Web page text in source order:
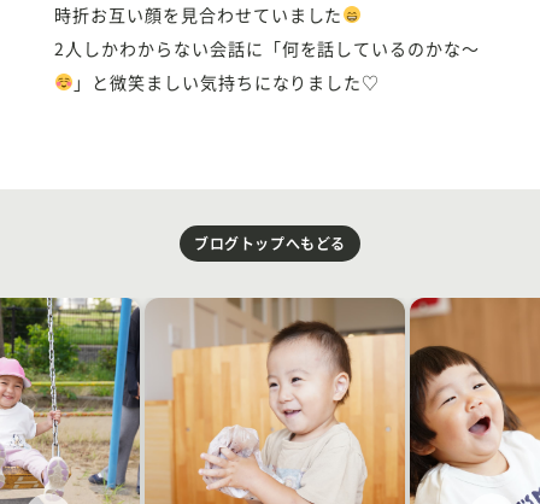
時折お互い顔を見合わせていました
2人しかわからない会話に「何を話しているのかな〜
」と微笑ましい気持ちになりました♡
ブログトップへもどる